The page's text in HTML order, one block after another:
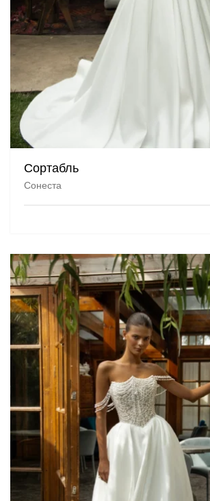
Сортабль
Сонеста